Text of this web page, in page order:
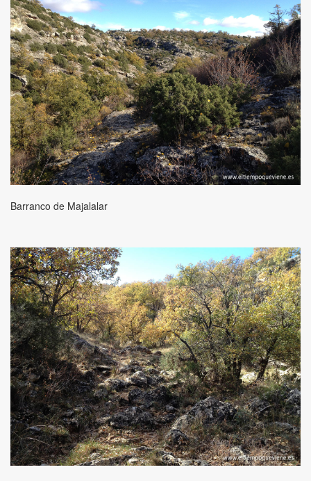
Barranco de Majalalar